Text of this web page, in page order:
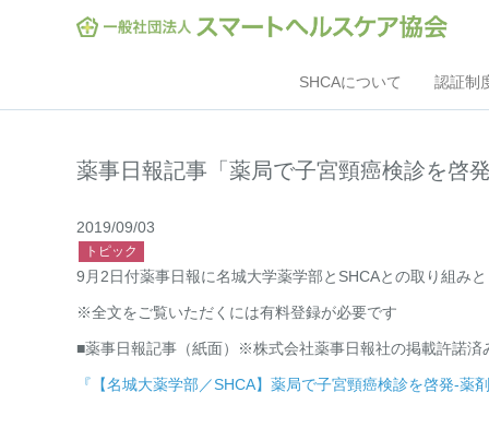
SHCAについて 認証制
薬事日報記事「薬局で子宮頸癌検診を啓
2019/09/03
9月2日付薬事日報に名城大学薬学部とSHCAとの取り組み
※全文をご覧いただくには有料登録が必要です
■薬事日報記事（紙面）※株式会社薬事日報社の掲載許諾済
『【名城大薬学部／SHCA】薬局で子宮頸癌検診を啓発‐